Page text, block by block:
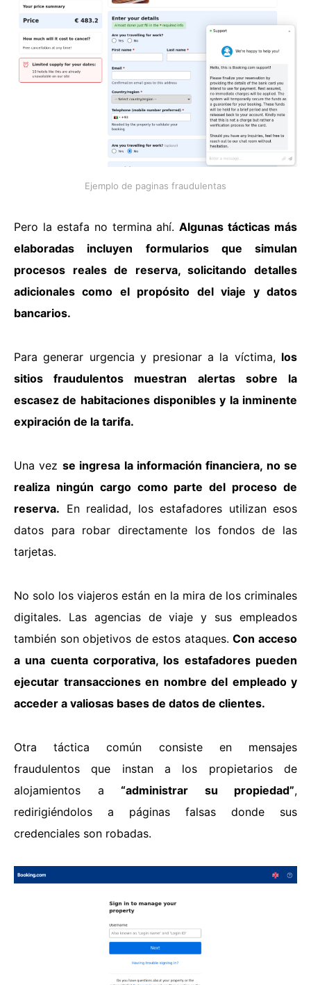
Ejemplo de paginas fraudulentas
Pero la estafa no termina ahí.Algunas tácticas más
elaboradas incluyen formularios que simulan
procesos reales de reserva, solicitando detalles
adicionales como el propósito del viaje y datos
bancarios.
Para generar urgencia y presionar a la víctima, los
sitios fraudulentos muestran alertas sobre la
escasez de habitaciones disponibles y la inminente
expiración de la tarifa.
Una vez se ingresa la información financiera, no se
realiza ningún cargo como parte del proceso de
reserva. En realidad, los estafadores utilizan esos
datos para robar directamente los fondos de las
tarjetas.
No solo los viajeros están en la mira de los criminales
digitales. Las agencias de viaje y sus empleados
también son objetivos de estos ataques.Con acceso
a una cuenta corporativa, los estafadores pueden
ejecutar transacciones en nombre del empleado y
acceder a valiosas bases de datos de clientes.
Otra táctica común consiste en mensajes
fraudulentos que instan a los propietarios de
alojamientos a “administrar su propiedad”,
redirigiéndolos a páginas falsas donde sus
credenciales son robadas.